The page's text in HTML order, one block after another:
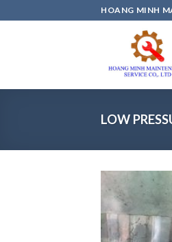
HOANG MINH
LOW